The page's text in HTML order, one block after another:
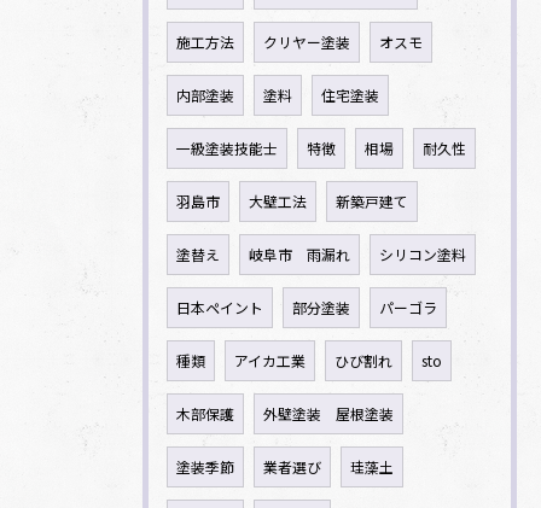
施工方法 クリヤー塗装 オスモ
内部塗装 塗料 住宅塗装
一級塗装技能士 特徴 相場 耐久性
羽島市 大壁工法 新築戸建て
塗替え 岐阜市 雨漏れ シリコン塗料
日本ペイント 部分塗装 パーゴラ
種類 アイカ工業 ひび割れ sto
木部保護 外壁塗装 屋根塗装
塗装季節 業者選び 珪藻土